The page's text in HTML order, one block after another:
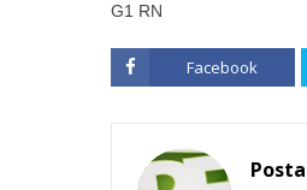
G1 RN
Facebook